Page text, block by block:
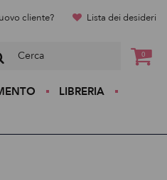
cliente? Lista dei desideri
0
LIBRERIA